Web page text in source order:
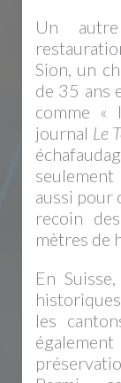
Un
Sion, un
de 35 ans
comme «
journal Le
aussi pour
recoin
mètres de
En
les